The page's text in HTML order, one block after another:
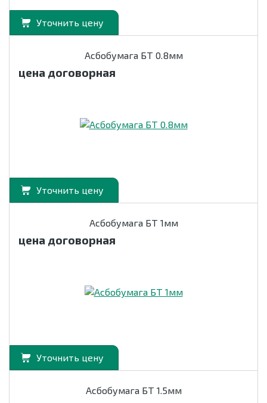
Уточнить цену
Асбобумага БТ 0.8мм
цена договорная
Уточнить цену
Асбобумага БТ 1мм
цена договорная
Уточнить цену
Асбобумага БТ 1.5мм